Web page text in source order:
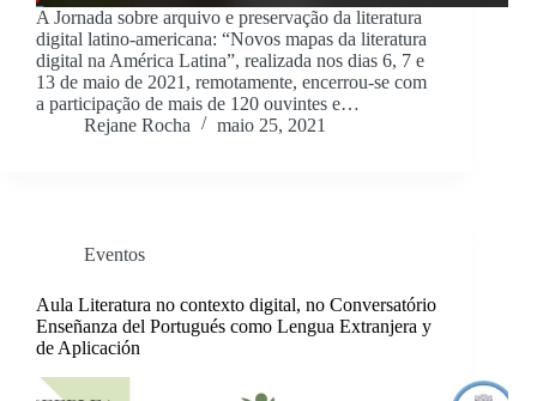
A Jornada sobre arquivo e preservação da literatura
digital latino-americana: “Novos mapas da literatura
digital na América Latina”, realizada nos dias 6, 7 e
13 de maio de 2021, remotamente, encerrou-se com
a participação de mais de 120 ouvintes e…
Rejane Rocha
maio 25, 2021
Eventos
Aula Literatura no contexto digital, no Conversatório
Enseñanza del Portugués como Lengua Extranjera y
de Aplicación